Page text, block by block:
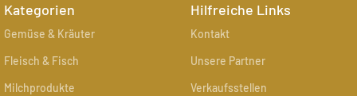
Kategorien
Gemüse & Kräuter
Fleisch & Fisch
Milchprodukte
Hilfreiche Links
Kontakt
Unsere Partner
Verkaufsstellen